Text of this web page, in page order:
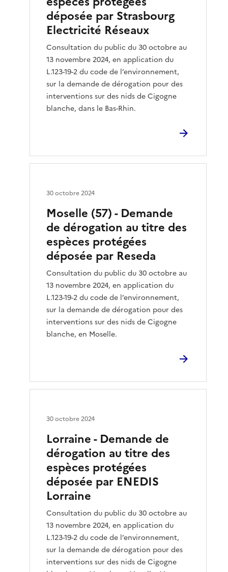
déposée par Strasbourg
Electricité Réseaux
Consultation du public du 30 octobre au
13 novembre 2024, en application du
L.123-19-2 du code de l’environnement,
sur la demande de dérogation pour des
interventions sur des nids de Cigogne
blanche, dans le Bas-Rhin.
Moselle (57) - Demande
de dérogation au titre des
espèces protégées
déposée par Reseda
Consultation du public du 30 octobre au
13 novembre 2024, en application du
L.123-19-2 du code de l’environnement,
sur la demande de dérogation pour des
interventions sur des nids de Cigogne
blanche, en Moselle.
30 octobre 2024
Lorraine - Demande de
dérogation au titre des
espèces protégées
déposée par ENEDIS
Lorraine
Consultation du public du 30 octobre au
13 novembre 2024, en application du
L.123-19-2 du code de l’environnement,
sur la demande de dérogation pour des
interventions sur des nids de Cigogne
30 octobre 2024